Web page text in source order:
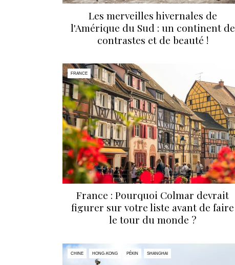
Les merveilles hivernales de
l'Amérique du Sud : un continent de
contrastes et de beauté !
FRANCE
France : Pourquoi Colmar devrait
figurer sur votre liste avant de faire
le tour du monde ?
CHINE HONG-KONG PÉKIN SHANGHAI